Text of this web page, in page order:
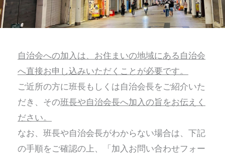
自治会への加入は、お住まいの地域にある自治会
へ直接お申し込みいただくことが必要です。
ご近所の方に班長もしくは自治会長をご紹介いた
だき、その班長や自治会長へ加入の旨をお伝えく
ださい。
なお、班長や自治会長がわからない場合は、下記
の手順をご確認の上、「加入お問い合わせフォー